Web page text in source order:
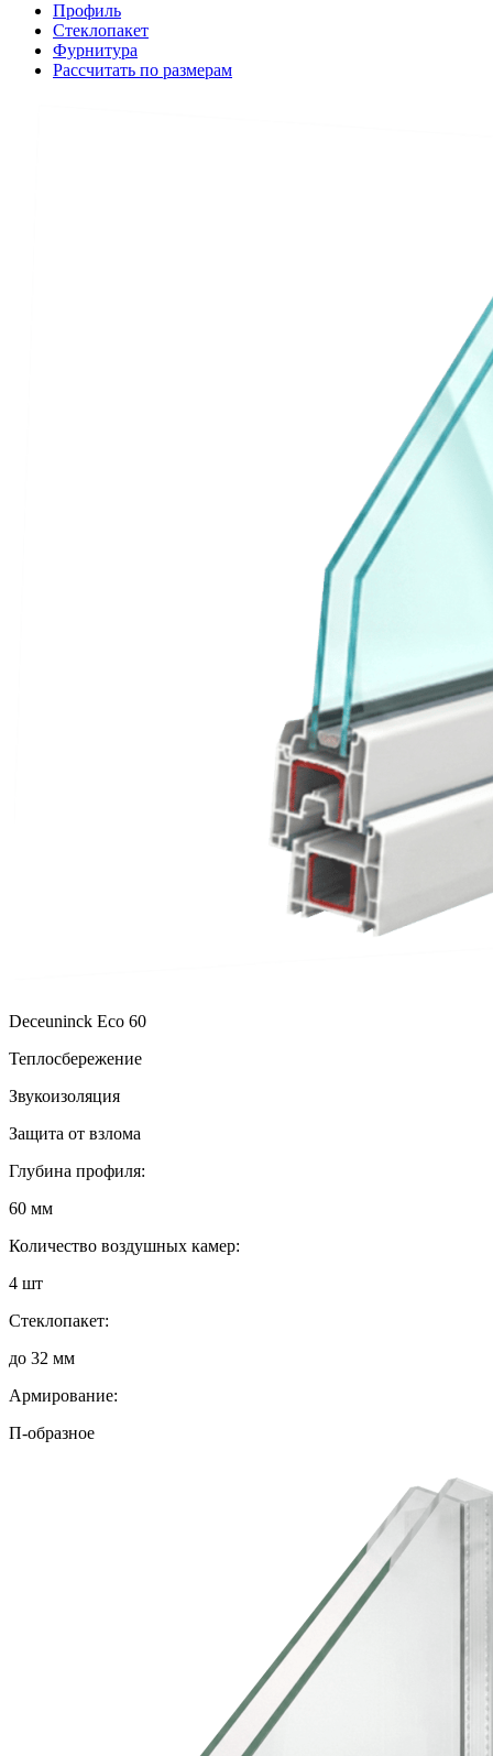
Профиль
Стеклопакет
Фурнитура
Рассчитать по размерам
Deceuninck Eco 60
Теплосбережение
Звукоизоляция
Защита от взлома
Глубина профиля:
60 мм
Количество воздушных камер:
4 шт
Стеклопакет:
до 32 мм
Армирование:
П-образное